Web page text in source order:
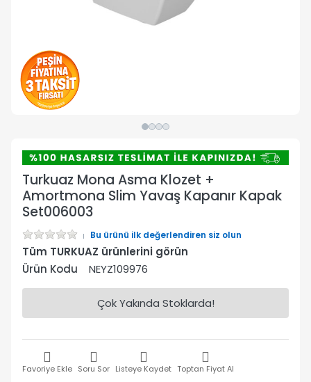
Turkuaz Mona Asma Klozet +
Amortmona Slim Yavaş Kapanır Kapak
Set006003
Bu ürünü ilk değerlendiren siz olun
Tüm TURKUAZ ürünlerini görün
Ürün Kodu
NEYZ109976
Çok Yakında Stoklarda!
Favoriye Ekle Soru Sor Listeye Kaydet Toptan Fiyat Al